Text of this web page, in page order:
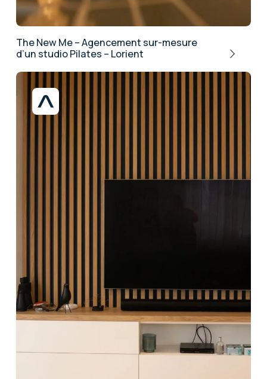
The New Me – Agencement sur-mesure
d’un studio Pilates – Lorient